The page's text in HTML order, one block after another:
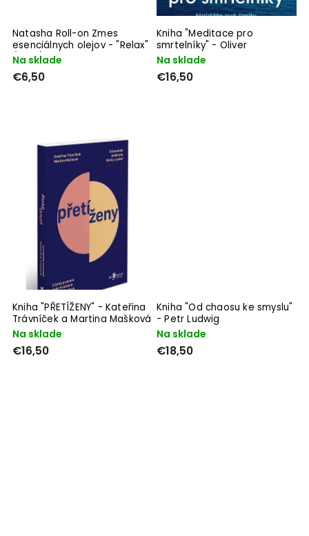
Natasha Roll-on Zmes
esenciálnych olejov - "Relax"
(10 ml)
Na sklade
€6,50
Kniha "Meditace pro
smrtelníky" - Oliver
Burkeman
Na sklade
€16,50
Kniha "PŘETÍŽENY" - Kateřina
Trávníček a Martina Mašková
Na sklade
€16,50
Kniha "Od chaosu ke smyslu"
- Petr Ludwig
Na sklade
€18,50